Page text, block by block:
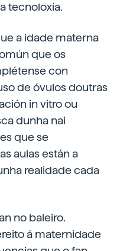
tecnoloxía.
a idade materna
que os
con
de óvulos doutras
in vitro ou
dunha nai
que se
aulas están a
realidade cada
no baleiro.
á maternidade